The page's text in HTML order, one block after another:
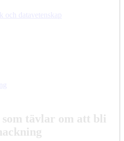
och datavetenskap
tävlar om att bli